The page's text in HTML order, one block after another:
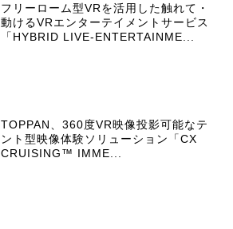
フリーローム型VRを活用した触れて・
動けるVRエンターテイメントサービス
「HYBRID LIVE-ENTERTAINME...
TOPPAN、360度VR映像投影可能なテ
ント型映像体験ソリューション「CX
CRUISING™ IMME...